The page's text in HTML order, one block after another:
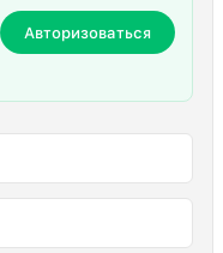
Авторизоваться